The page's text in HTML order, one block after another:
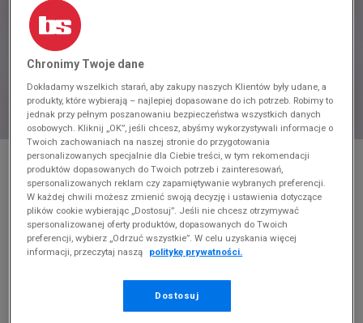
* Zdjęcie poglądowe
COLUMBIA KURTKA ZIMOWA BUCK BUTTE™
INSULATED
Produkt pochodzi z końcówek aktualnych kolekcji, ubiegłych
sezonów lub z ekspozycji.Szczegóły.
cena rekomendowana przez producenta
Chronimy Twoje dane
Dokładamy wszelkich starań, aby zakupy naszych Klientów były udane, a
produkty, które wybierają – najlepiej dopasowane do ich potrzeb. Robimy to
jednak przy pełnym poszanowaniu bezpieczeństwa wszystkich danych
osobowych. Kliknij „OK”, jeśli chcesz, abyśmy wykorzystywali informacje o
Twoich zachowaniach na naszej stronie do przygotowania
personalizowanych specjalnie dla Ciebie treści, w tym rekomendacji
produktów dopasowanych do Twoich potrzeb i zainteresowań,
spersonalizowanych reklam czy zapamiętywanie wybranych preferencji.
W każdej chwili możesz zmienić swoją decyzję i ustawienia dotyczące
plików cookie wybierając „Dostosuj”. Jeśli nie chcesz otrzymywać
spersonalizowanej oferty produktów, dopasowanych do Twoich
preferencji, wybierz „Odrzuć wszystkie”. W celu uzyskania więcej
informacji, przeczytaj naszą
politykę prywatności.
Dostosuj